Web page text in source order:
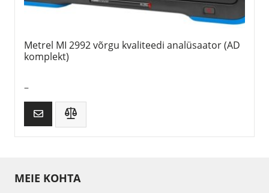
Metrel MI 2992 võrgu kvaliteedi analüsaator (AD
komplekt)
–
MEIE KOHTA